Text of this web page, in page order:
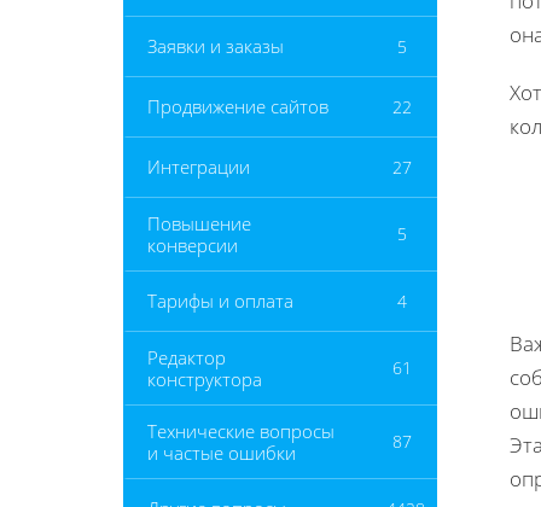
Заявки и заказы 5
Продвижение сайтов 22
Интеграции 27
Повышение
конверсии
5
Тарифы и оплата 4
Редактор
конструктора
61
Технические вопросы
и частые ошибки
87